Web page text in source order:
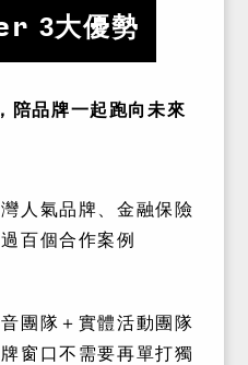
3大優勢
陪品牌一起跑向未來
人氣品牌、金融保險
百個合作案例
團隊＋實體活動團隊
窗口不需要再單打獨